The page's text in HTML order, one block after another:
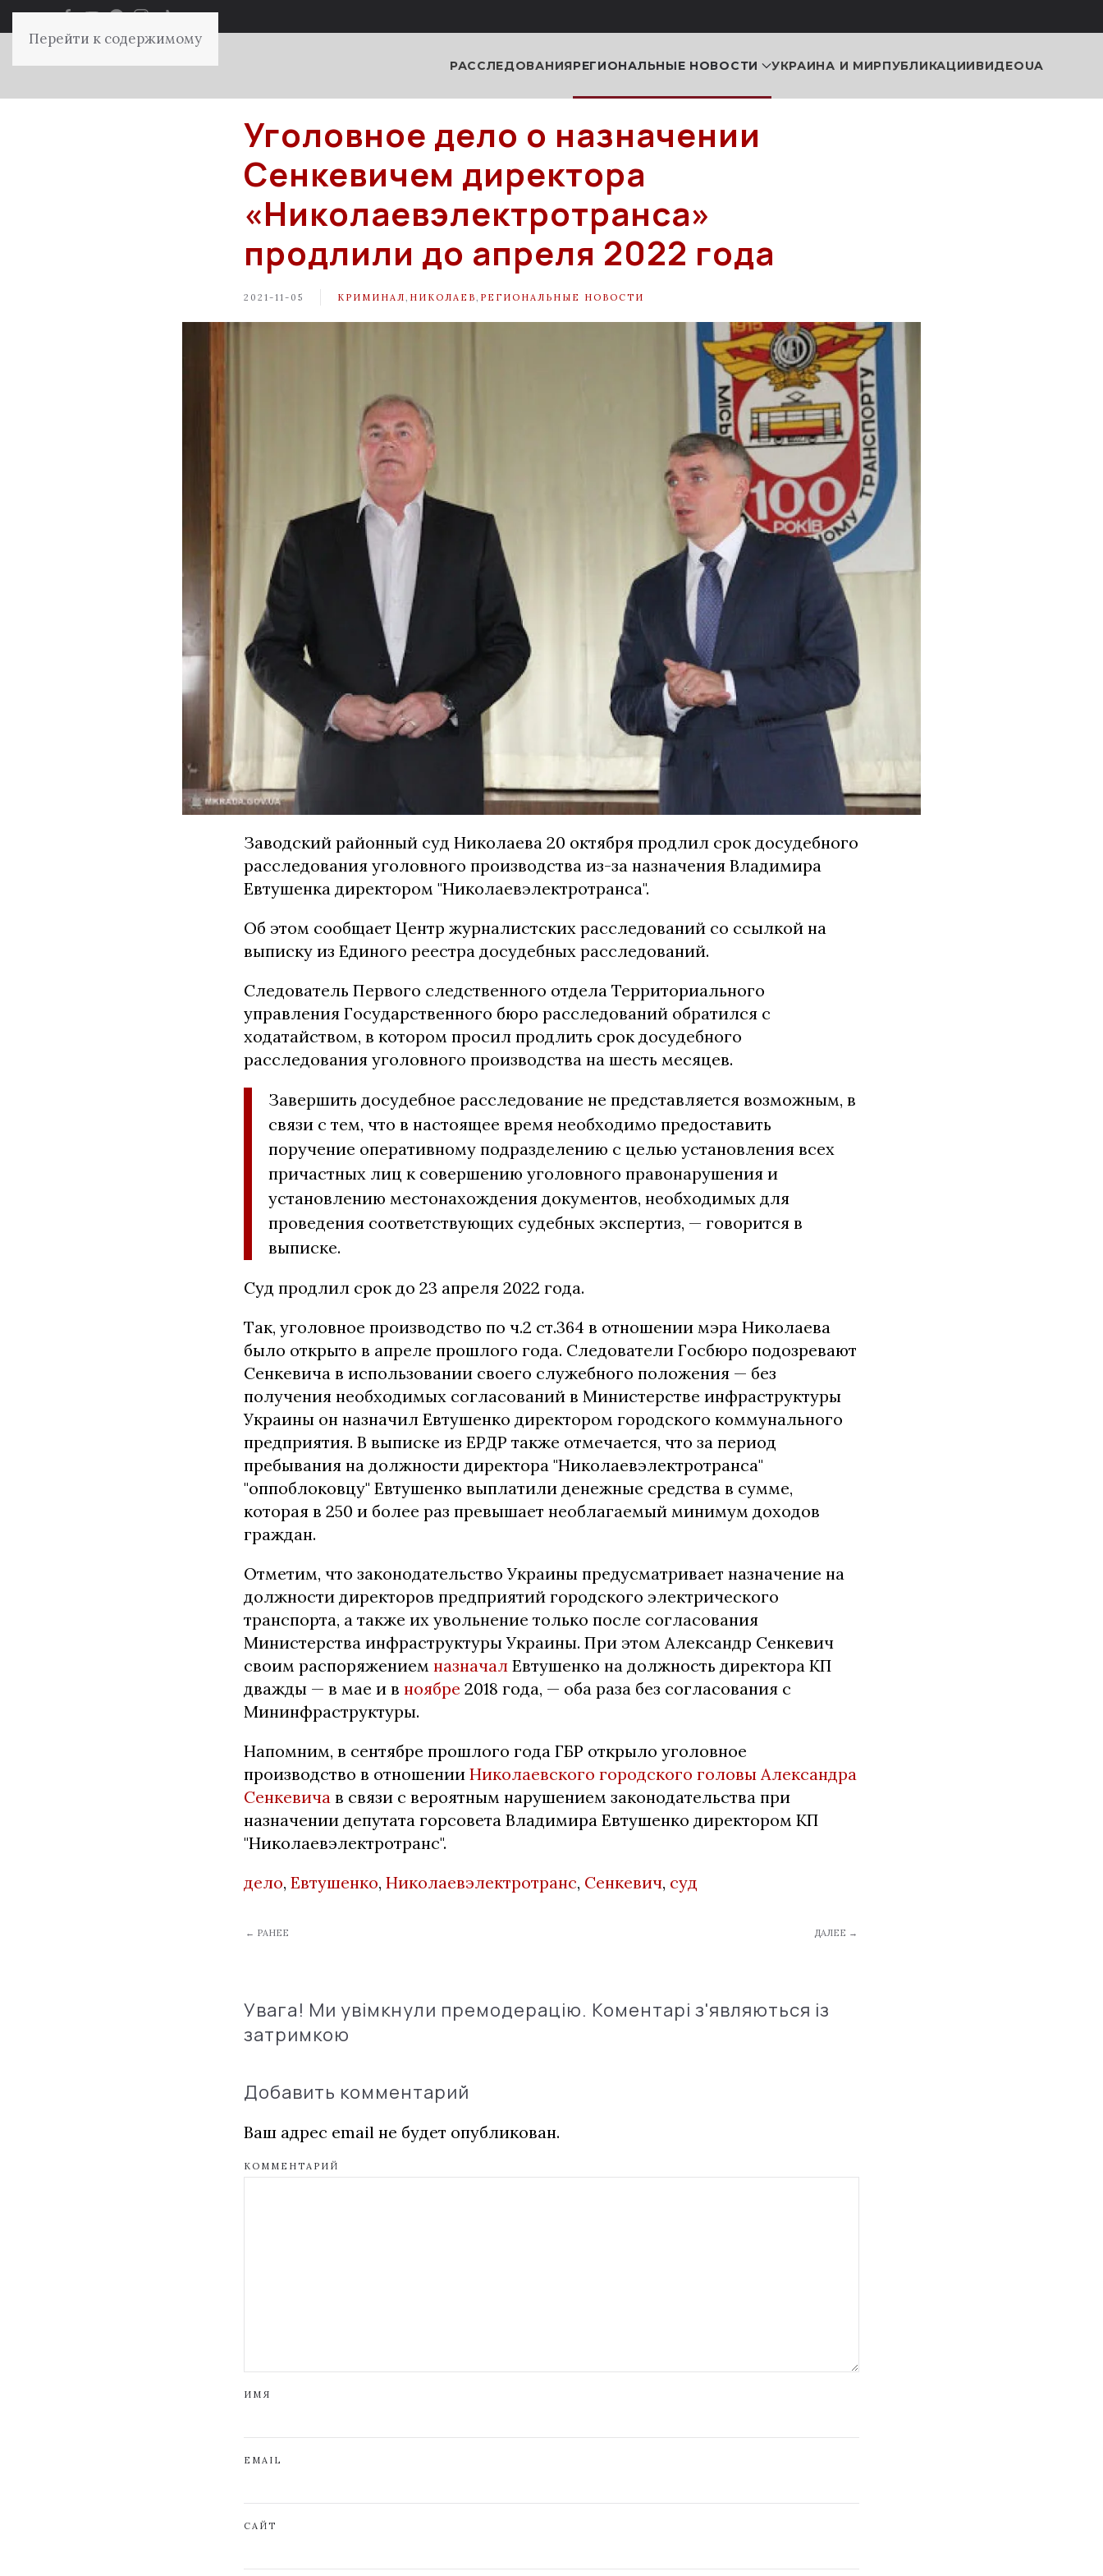
Перейти к содержимому
РАССЛЕДОВАНИЯРЕГИОНАЛЬНЫЕ НОВОСТИ УКРАИНА И МИРПУБЛИКАЦИИВИДЕОUA
Уголовное дело о назначении
Сенкевичем директора
«Николаевэлектротранса»
продлили до апреля 2022 года
2021-11-05 КРИМИНАЛ НИКОЛАЕВ РЕГИОНАЛЬНЫЕ НОВОСТИ
Заводский районный суд Николаева 20 октября продлил срок досудебного
расследования уголовного производства из-за назначения Владимира
Евтушенка директором "Николаевэлектротранса".
Об этом сообщает Центр журналистских расследований со ссылкой на
выписку из Единого реестра досудебных расследований.
Следователь Первого следственного отдела Территориального
управления Государственного бюро расследований обратился с
ходатайством, в котором просил продлить срок досудебного
расследования уголовного производства на шесть месяцев.
Завершить досудебное расследование не представляется возможным, в
связи с тем, что в настоящее время необходимо предоставить
поручение оперативному подразделению с целью установления всех
причастных лиц к совершению уголовного правонарушения и
установлению местонахождения документов, необходимых для
проведения соответствующих судебных экспертиз, — говорится в
выписке.
Суд продлил срок до 23 апреля 2022 года.
Так, уголовное производство по ч.2 ст.364 в отношении мэра Николаева
было открыто в апреле прошлого года. Следователи Госбюро подозревают
Сенкевича в использовании своего служебного положения — без
получения необходимых согласований в Министерстве инфраструктуры
Украины он назначил Евтушенко директором городского коммунального
предприятия. В выписке из ЕРДР также отмечается, что за период
пребывания на должности директора "Николаевэлектротранса"
"оппоблоковцу" Евтушенко выплатили денежные средства в сумме,
которая в 250 и более раз превышает необлагаемый минимум доходов
граждан.
Отметим, что законодательство Украины предусматривает назначение на
должности директоров предприятий городского электрического
транспорта, а также их увольнение только после согласования
Министерства инфраструктуры Украины. При этом Александр Сенкевич
своим распоряжением назначал Евтушенко на должность директора КП
дважды — в мае и в ноябре 2018 года, — оба раза без согласования с
Мининфраструктуры.
Напомним, в сентябре прошлого года ГБР открыло уголовное
производство в отношении Николаевского городского головы Александра
Сенкевича в связи с вероятным нарушением законодательства при
назначении депутата горсовета Владимира Евтушенко директором КП
"Николаевэлектротранс".
дело, Евтушенко, Николаевэлектротранс, Сенкевич, суд
← РАНЕЕ ДАЛЕЕ →
Увага! Ми увімкнули премодерацію. Коментарі з'являються із
затримкою
Добавить комментарий
Ваш адрес email не будет опубликован.
КОММЕНТАРИЙ
ИМЯ
EMAIL
САЙТ